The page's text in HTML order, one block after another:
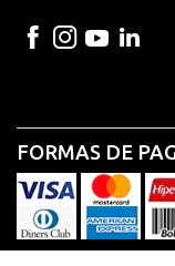
FORMAS DE